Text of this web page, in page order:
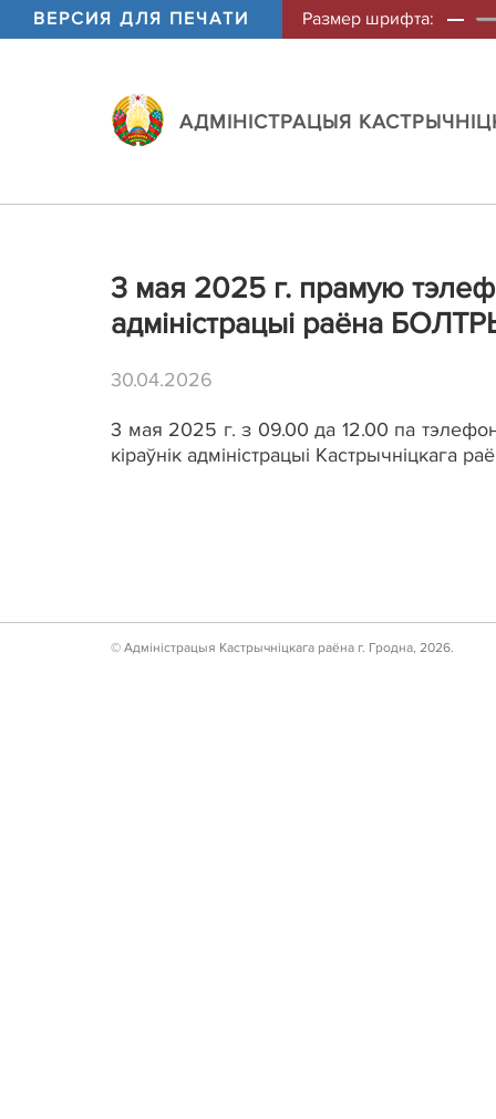
ВЕРСИЯ ДЛЯ ПЕЧАТИ Размер шрифта:
АДМIНIСТРАЦЫЯ
3 мая 2025 г. прамую
адміністрацыі раёна
30.04.2026
3 мая 2025 г. з 09.00 да 12.00 па
кіраўнік адміністрацыі Кастрычніцкага
© Адмiнiстрацыя Кастрычнiцкага раёна г. Гродна, 2026.